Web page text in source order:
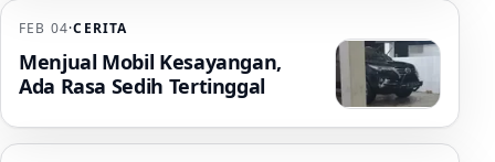
FEB 04·CERITA
Menjual Mobil Kesayangan,
Ada Rasa Sedih Tertinggal